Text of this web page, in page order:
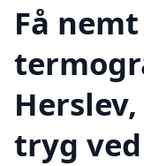
Få
tryg ved